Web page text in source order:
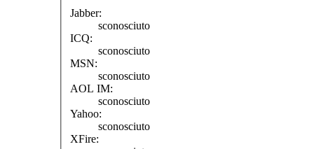
Jabber:
sconosciuto
ICQ:
sconosciuto
MSN:
sconosciuto
AOL IM:
sconosciuto
Yahoo:
sconosciuto
XFire: